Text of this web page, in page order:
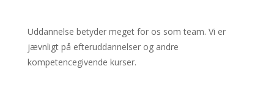
Uddannelse betyder meget for os som team. Vi er
jævnligt på efteruddannelser og andre
kompetencegivende kurser.